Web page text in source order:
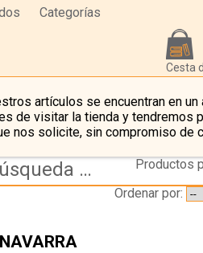
Categorías
Cesta
artículos se encuentran en un
de visitar la tienda y tendremos
nos solicite, sin compromiso de
Resultado de la búsqueda de autor martin,-rod-a.
Productos
Ordenar por:
NAVARRA